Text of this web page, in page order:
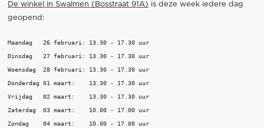
De winkel in Swalmen (Bosstraat 91A) is deze week iedere dag
geopend:
Maandag   26 februari: 13.30 - 17.30 uur
Dinsdag   27 februari: 13.30 - 17.30 uur
Woensdag  28 februari: 13.30 - 17.30 uur
Donderdag 01 maart:    13.30 - 17.30 uur
Vrijdag   02 maart:    13.30 - 17.30 uur
Zaterdag  03 maart:    10.00 - 17.00 uur
Zondag    04 maart:    10.00 - 17.00 uur